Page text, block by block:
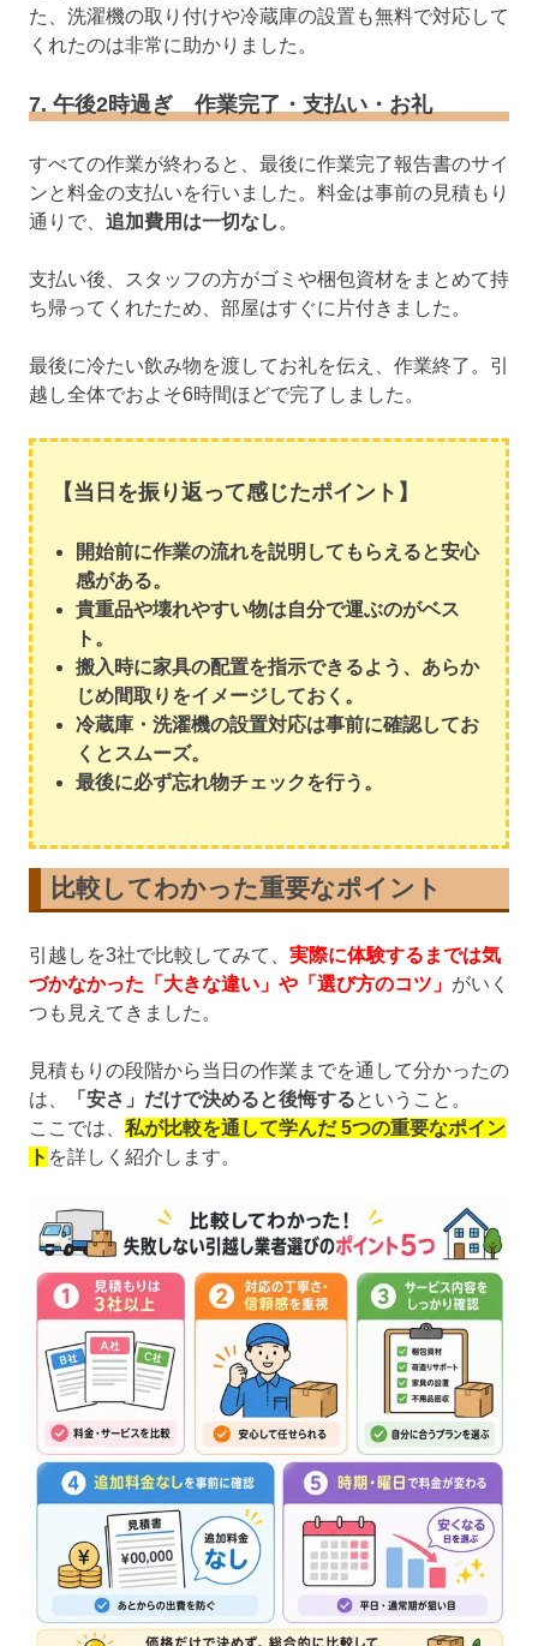
た、洗濯機の取り付けや冷蔵庫の設置も無料で対応して
くれたのは非常に助かりました。
7. 午後2時過ぎ 作業完了・支払い・お礼
すべての作業が終わると、最後に作業完了報告書のサイ
ンと料金の支払いを行いました。料金は事前の見積もり
通りで、 追加費用は一切なし 。
支払い後、スタッフの方がゴミや梱包資材をまとめて持
ち帰ってくれたため、部屋はすぐに片付きました。
最後に冷たい飲み物を渡してお礼を伝え、作業終了。引
越し全体でおよそ6時間ほどで完了しました。
【当日を振り返って感じたポイント】
開始前に作業の流れを説明してもらえると安心
感がある。
貴重品や壊れやすい物は自分で運ぶのがベス
ト。
搬入時に家具の配置を指示できるよう、あらか
じめ間取りをイメージしておく。
冷蔵庫・洗濯機の設置対応は事前に確認してお
くとスムーズ。
最後に必ず忘れ物チェックを行う。
比較してわかった重要なポイント
引越しを3社で比較してみて、 実際に体験するまでは気
づかなかった「大きな違い」や「選び方のコツ」 がいく
つも見えてきました。
見積もりの段階から当日の作業までを通して分かったの
は、
「安さ」だけで決めると後悔するということ。
ここでは、 私が比較を通して学んだ 5つの重要なポイン
ト を詳しく紹介します。